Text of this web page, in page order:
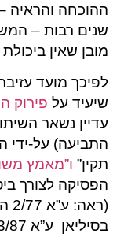
ההוכחה והראיה
שנים רבות –
מובן שאין
לפיכך מועד
שיעיד על פירוק
עדיין נשאר
התביעה) על-ידי
תקין” ו”מאמץ
הפסיקה לצורך
בסיליאן ע”א 663/87 נתן נ’ גרינר ).